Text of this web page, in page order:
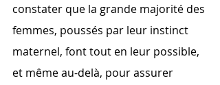
constater que la grande majorité des
femmes, poussés par leur instinct
maternel, font tout en leur possible,
et même au-delà, pour assurer